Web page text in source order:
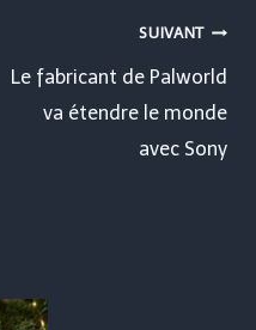
SUIVANT
Le fabricant de Palworld
va étendre le monde
avec Sony